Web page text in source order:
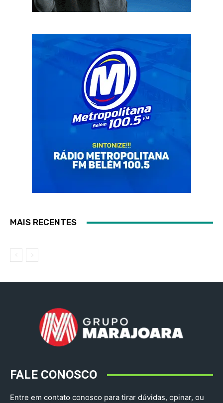
MAIS RECENTES
FALE CONOSCO
Entre em contato conosco para tirar dúvidas, opinar, ou